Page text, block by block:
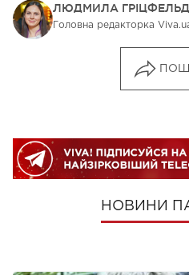
ЛЮДМИЛА
Головна редакторка
НОВИНИ